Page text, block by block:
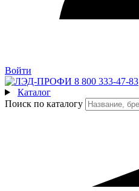
Войти
8 800 333-47-83
Каталог
Поиск по каталогу